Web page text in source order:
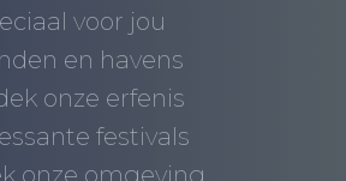
voor jou
en havens
onze erfenis
festivals